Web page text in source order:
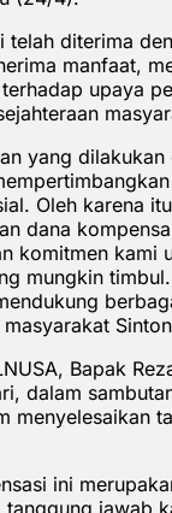
telah diterima
manfaat,
upaya
yang dilakukan
Oleh karena
dana
komitmen kami
mungkin
Bapak
dalam
menyelesaikan
ini
tanggung jawab